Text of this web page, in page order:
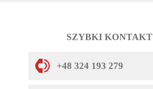
SZYBKI KONTAKT
+48 324 193 279